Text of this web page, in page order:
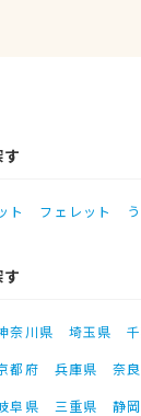
ト フェレット
奈川県 埼玉県
都府 兵庫県 奈
阜県 三重県
静